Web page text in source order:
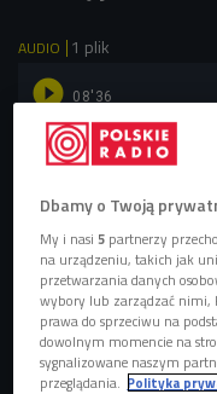
AUDIO 1 plik
 08'36
Igor Seider o pracy
(Stacja Kultura/
Dbamy o Twoją
My i nasi5 partnerzy
na urządzeniu, takich jak
przetwarzania danych
wybory lub zarządzać nimi,
prawa do sprzeciwu na
dowolnym momencie na
sygnalizowane naszym
przeglądania. Polityka